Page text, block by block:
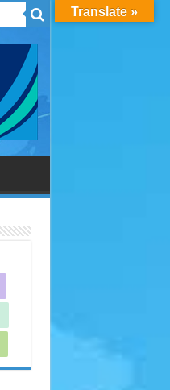
Translate »